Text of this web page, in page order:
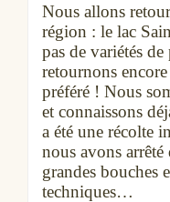
Nous allons
région : le lac
pas de variétés
retournons
préféré ! Nous
et connaissons
a été une récolte
nous avons arrêté
grandes bouches
techniques…